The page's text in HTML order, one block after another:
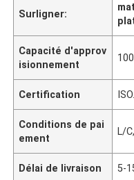
Surligner:
Capacité d'approv
isionnement
Certification
Conditions de pai
ement
L/
Délai de livraison 5-